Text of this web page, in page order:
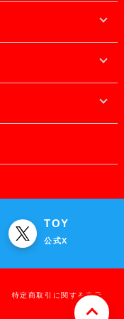
TOY
公式X
特定商取引に関する表示